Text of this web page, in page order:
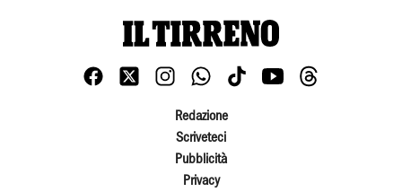
Redazione
Scriveteci
Pubblicità
Privacy